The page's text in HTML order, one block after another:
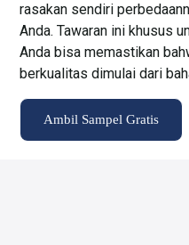
rasakan sendiri
Anda. Tawaran ini khusus
Anda bisa memastikan
berkualitas dimulai dari
Ambil Sampel Gratis